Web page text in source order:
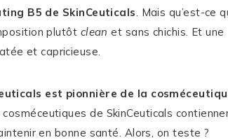
B5 de SkinCeuticals. Mais qu’est-ce
plutôt clean et sans chichis. Et une
et capricieuse.
est pionnière de la
de SkinCeuticals
en bonne santé. Alors, on teste ?